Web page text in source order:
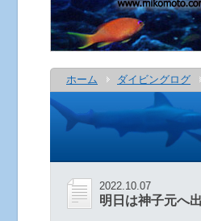
ホーム ダイビングログ
明日は神子元へ
2022.10.07